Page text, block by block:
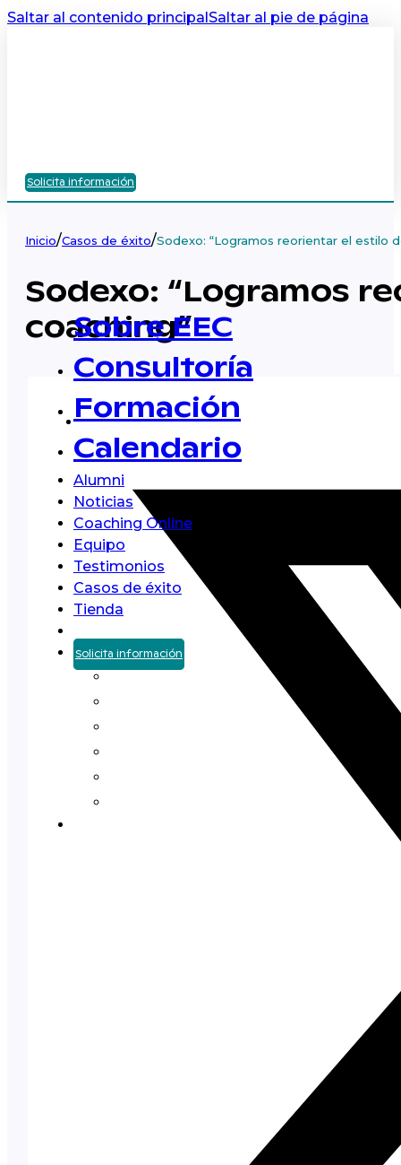
Saltar al contenido principalSaltar al pie de página
Solicita información
Sobre EEC
Consultoría
Formación
Calendario
Alumni
Noticias
Coaching Online
Equipo
Testimonios
Casos de éxito
Tienda
Solicita información
Inicio/Casos de éxito/Sodexo: “Logramos reorientar el estilo
Sodexo: “Logramos
coaching”